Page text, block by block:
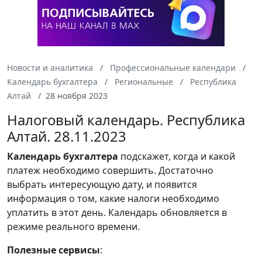
Новости и аналитика
Профессиональные календари
Календарь бухгалтера
Региональные
Республика
Алтай
28 ноября 2023
Налоговый календарь. Республика
Алтай. 28.11.2023
Календарьбухгалтера подскажет, когда и какой
платеж необходимо совершить. Достаточно
выбрать интересующую дату, и появится
информация о том, какие налоги необходимо
уплатить в этот день. Календарь обновляется в
режиме реального времени.
Полезные сервисы: